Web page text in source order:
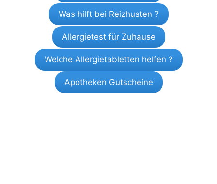
Was hilft bei Reizhusten ?
Allergietest für Zuhause
Welche Allergietabletten helfen ?
Apotheken Gutscheine